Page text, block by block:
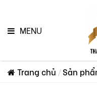
MENU
Trang chủ Sản